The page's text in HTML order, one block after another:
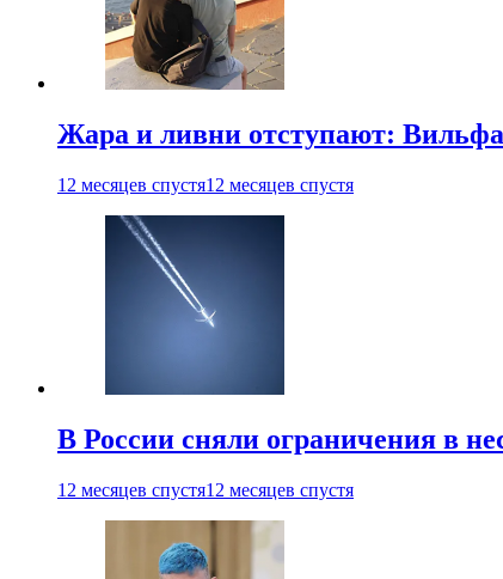
Жара и ливни отступают:
12 месяцев спустя12 месяцев спустя
В России сняли ограничения в
12 месяцев спустя12 месяцев спустя